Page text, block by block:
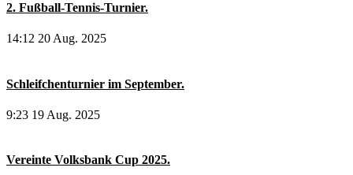
2. Fußball-Tennis-Turnier.
14:12 20 Aug. 2025
Schleifchenturnier im September.
9:23 19 Aug. 2025
Vereinte Volksbank Cup 2025.